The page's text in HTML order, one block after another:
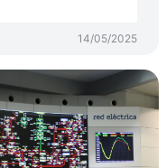
14/05/2025